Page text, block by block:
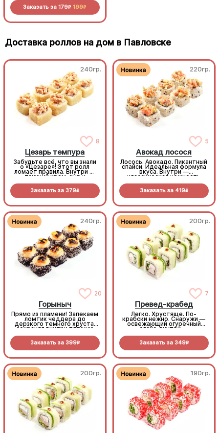
Заказать за 179R 199R
Доставка роллов на дом в Павловске
240гр.
8
Цезарь темпура
Забудьте всё, что вы знали
о «Цезаре»! Этот ролл
ломает правила. Внутри —
тающий крем-сыр и
сверху — мощная шапочка
из копченой курочки с
Том Ям. Наш самый
экзотический хрустящий
хит!
Заказать за 379R
220гр.
5
Авокад лосося
Лосось. Авокадо. Пикантный
спайси. Идеальная формула
вкуса. Внутри —
классическая нежность
сверху — богатый тартар
из рыбы и авокадо (8 шт.)
Заказать за 419R
240гр.
20
Горыныч
Прямо из пламени! Запекаем
ломтик чеддера до
дерзкого темного хруста,
сохраняя внутри тягучую
черной масаго и сочным
тунцом получается
феноменально вкусно.
(8шт.)
Заказать за 399R
200гр.
7
Превед-крабед
Легко. Хрустяще. По-
крабски нежно. Снаружи —
освежающий огуречный
слайс, внутри —
снежного краба, крем-сыра
и пекинской капусты.
каждом кусочке (8шт.)
Заказать за 349R
200гр. 190гр.